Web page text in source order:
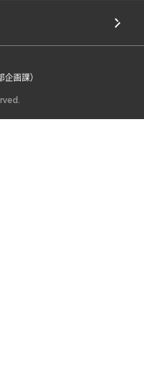
画課）